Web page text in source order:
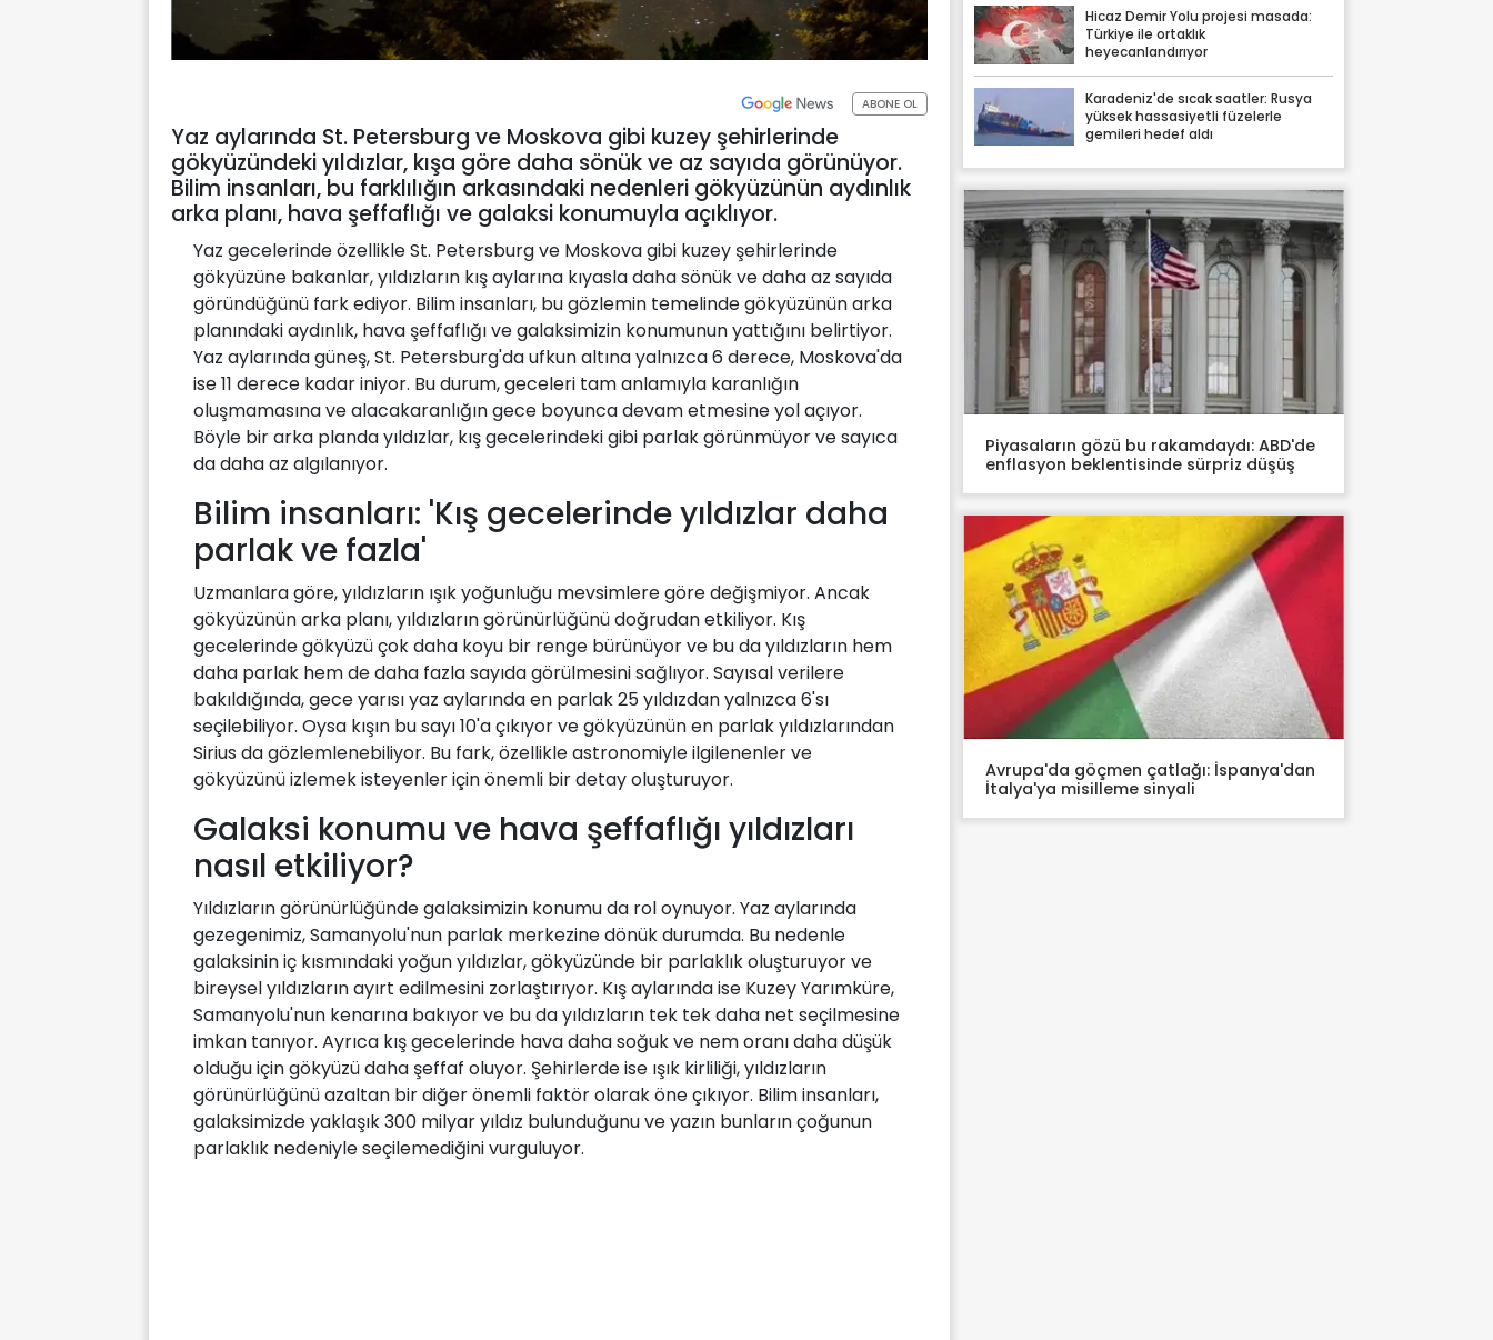
ABONE OL
Yaz aylarında St. Petersburg ve Moskova gibi kuzey şehirlerinde
gökyüzündeki yıldızlar, kışa göre daha sönük ve az sayıda görünüyor.
Bilim insanları, bu farklılığın arkasındaki nedenleri gökyüzünün aydınlık
arka planı, hava şeffaflığı ve galaksi konumuyla açıklıyor.
Yaz gecelerinde özellikle St. Petersburg ve Moskova gibi kuzey şehirlerinde
gökyüzüne bakanlar, yıldızların kış aylarına kıyasla daha sönük ve daha az sayıda
göründüğünü fark ediyor. Bilim insanları, bu gözlemin temelinde gökyüzünün arka
planındaki aydınlık, hava şeffaflığı ve galaksimizin konumunun yattığını belirtiyor.
Yaz aylarında güneş, St. Petersburg'da ufkun altına yalnızca 6 derece, Moskova'da
ise 11 derece kadar iniyor. Bu durum, geceleri tam anlamıyla karanlığın
oluşmamasına ve alacakaranlığın gece boyunca devam etmesine yol açıyor.
Böyle bir arka planda yıldızlar, kış gecelerindeki gibi parlak görünmüyor ve sayıca
da daha az algılanıyor.
Bilim insanları: 'Kış gecelerinde yıldızlar daha
parlak ve fazla'
Uzmanlara göre, yıldızların ışık yoğunluğu mevsimlere göre değişmiyor. Ancak
gökyüzünün arka planı, yıldızların görünürlüğünü doğrudan etkiliyor. Kış
gecelerinde gökyüzü çok daha koyu bir renge bürünüyor ve bu da yıldızların hem
daha parlak hem de daha fazla sayıda görülmesini sağlıyor. Sayısal verilere
bakıldığında, gece yarısı yaz aylarında en parlak 25 yıldızdan yalnızca 6'sı
seçilebiliyor. Oysa kışın bu sayı 10'a çıkıyor ve gökyüzünün en parlak yıldızlarından
Sirius da gözlemlenebiliyor. Bu fark, özellikle astronomiyle ilgilenenler ve
gökyüzünü izlemek isteyenler için önemli bir detay oluşturuyor.
Galaksi konumu ve hava şeffaflığı yıldızları
nasıl etkiliyor?
Yıldızların görünürlüğünde galaksimizin konumu da rol oynuyor. Yaz aylarında
gezegenimiz, Samanyolu'nun parlak merkezine dönük durumda. Bu nedenle
galaksinin iç kısmındaki yoğun yıldızlar, gökyüzünde bir parlaklık oluşturuyor ve
bireysel yıldızların ayırt edilmesini zorlaştırıyor. Kış aylarında ise Kuzey Yarımküre,
Samanyolu'nun kenarına bakıyor ve bu da yıldızların tek tek daha net seçilmesine
imkan tanıyor. Ayrıca kış gecelerinde hava daha soğuk ve nem oranı daha düşük
olduğu için gökyüzü daha şeffaf oluyor. Şehirlerde ise ışık kirliliği, yıldızların
görünürlüğünü azaltan bir diğer önemli faktör olarak öne çıkıyor. Bilim insanları,
galaksimizde yaklaşık 300 milyar yıldız bulunduğunu ve yazın bunların çoğunun
parlaklık nedeniyle seçilemediğini vurguluyor.
Hicaz Demir Yolu projesi masada:
Türkiye ile ortaklık
heyecanlandırıyor
Karadeniz'de sıcak saatler: Rusya
yüksek hassasiyetli füzelerle
gemileri hedef aldı
Piyasaların gözü bu rakamdaydı: ABD'de
enflasyon beklentisinde sürpriz düşüş
Avrupa'da göçmen çatlağı: İspanya'dan
İtalya'ya misilleme sinyali